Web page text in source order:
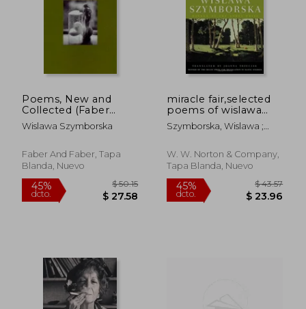
45%
dcto.
$ 39.06
$ 21.48
45%
dcto. $
Poems, New and
Collected (Faber
Poetry)
Wislawa Szymborska
Faber And Faber, Tapa
Blanda, Nuevo
miracle fair,selected
poems of wislawa
szymborska (en
Inglés)
Szymborska, Wislawa ;
Czeslaw
W. W. Norton & Company,
Tapa Blanda, Nuevo